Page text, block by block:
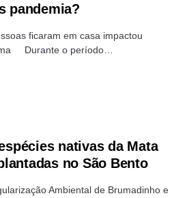
pandemia?
ficaram em casa impactou
Durante o período…
nativas da Mata
no São Bento
Ambiental de Brumadinho e